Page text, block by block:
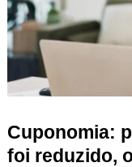
Cuponomia:
foi reduzido,